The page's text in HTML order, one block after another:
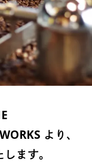
より、
ます。